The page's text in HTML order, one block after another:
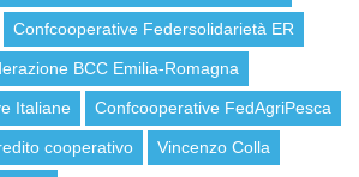
Confcooperative Federsolidarietà ER
BCC Emilia-Romagna
Italiane Confcooperative FedAgriPesca
cooperativo Vincenzo Colla